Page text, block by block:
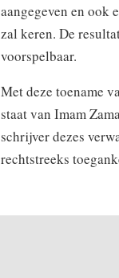
aangegeven en ook
zal keren. De
voorspelbaar.
Met deze toename
staat van Imam
schrijver dezes
rechtstreeks